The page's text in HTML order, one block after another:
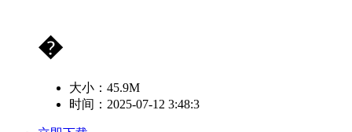
�
大小： 45.9M
时间：2025-07-12 3:48:3